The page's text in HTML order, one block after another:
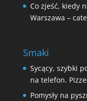
Co zjeść, kiedy
Warszawa –
Smaki
Sycący, szybki
na telefon.
Pomysły na